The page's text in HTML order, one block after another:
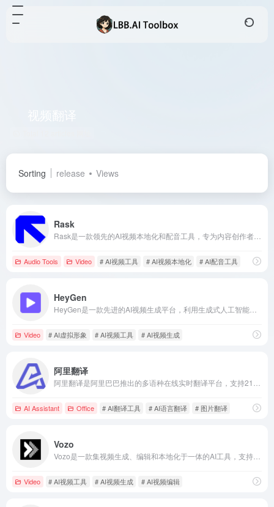
Sorting release Views
Rask
Audio Tools Video # AI视频工具 # AI视频本地化 # AI配音工具
HeyGen
Video # AI虚拟形象 # AI视频工具 # AI视频生成
阿里翻译
AI Assistant Office # AI翻译工具 # AI语言翻译 # 图片翻译
Vozo
Video # AI视频工具 # AI视频生成 # AI视频编辑